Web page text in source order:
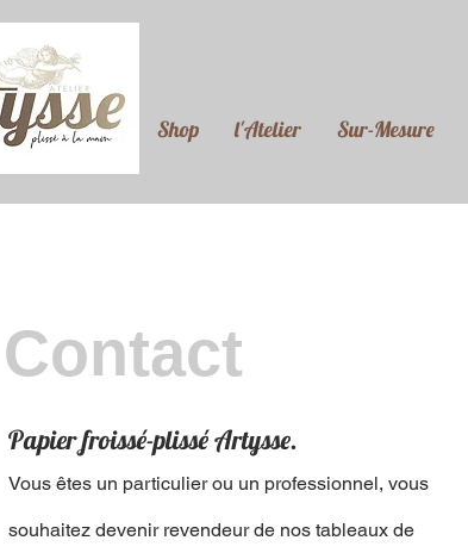
Shop l'Atelier Sur-Mesure
Contact
Papier froissé-plissé Artysse.
Vous êtes un particulier ou un professionnel, vous
souhaitez devenir revendeur de nos tableaux de